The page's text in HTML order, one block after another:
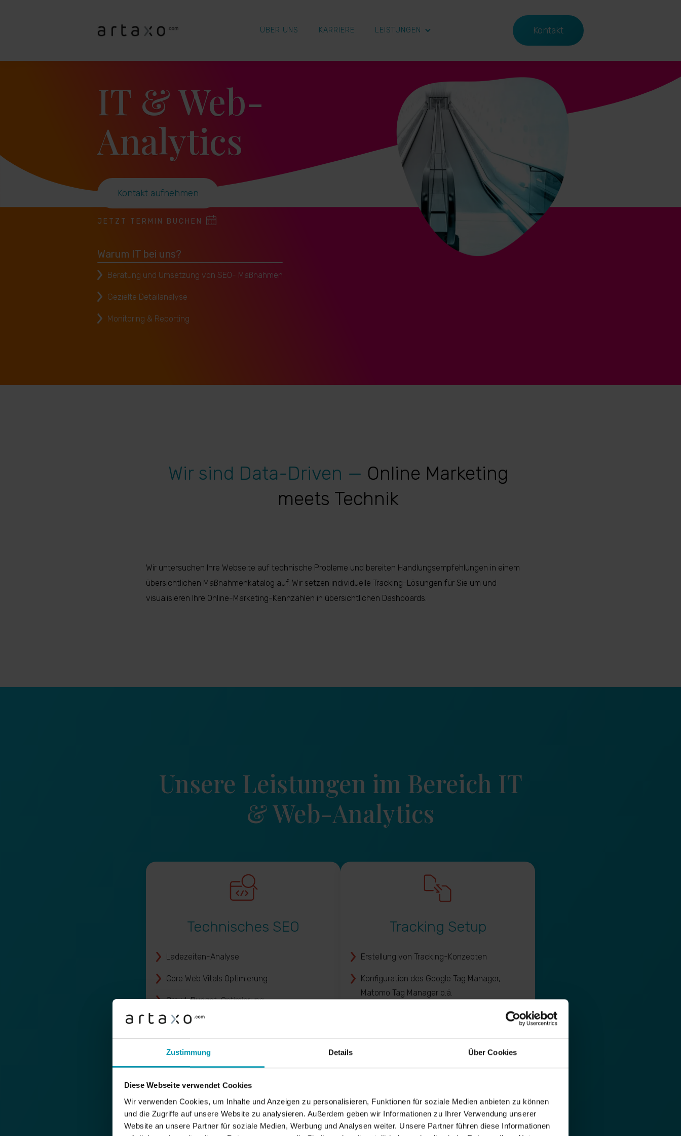
Zustimmung Details Über Cookies
Diese Webseite verwendet Cookies
Wir verwenden Cookies, um Inhalte und Anzeigen zu personalisieren, Funktionen für soziale Medien anbieten zu können
und die Zugriffe auf unsere Website zu analysieren. Außerdem geben wir Informationen zu Ihrer Verwendung unserer
Website an unsere Partner für soziale Medien, Werbung und Analysen weiter. Unsere Partner führen diese Informationen
ÜBER UNS KARRIERE LEISTUNGEN Kontakt
IT & Web-
Analytics
Kontakt aufnehmen
JETZT TERMIN BUCHEN
Warum IT bei uns?
Beratung und Umsetzung von SEO- Maßnahmen
Gezielte Detailanalyse
Monitoring & Reporting
Wir sind Data-Driven — Online Marketing
meets Technik
Wir untersuchen Ihre Webseite auf technische Probleme und bereiten Handlungsempfehlungen in einem
übersichtlichen Maßnahmenkatalog auf. Wir setzen individuelle Tracking-Lösungen für Sie um und
visualisieren Ihre Online-Marketing-Kennzahlen in übersichtlichen Dashboards.
Unsere Leistungen im Bereich IT
& Web-Analytics
Technisches SEO
Ladezeiten-Analyse
Core Web Vitals Optimierung
Crawl-Budget-Optimierung
Markup-Analyse und Optimierung
Auszeichnungen
Logfile-Analyse
Tracking Setup
Erstellung von Tracking-Konzepten
Konfiguration des Google Tag Manager,
Matomo Tag Manager o.ä.
Cookie-Wall-Implementierung gängiger
Management Tools